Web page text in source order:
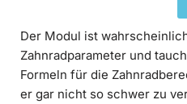
Der Modul ist
Zahnradparameter und
Formeln für die
er gar nicht so schwer zu